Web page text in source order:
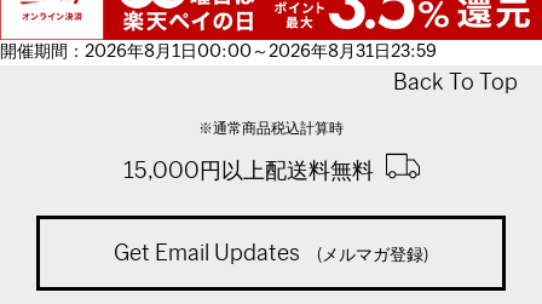
開催期間：2026年8月1日00:00～2026年8月31日23:59
Back To Top
※通常商品税込計算時
15,000円以上配送料無料
Get Email Updates (メルマガ登録)